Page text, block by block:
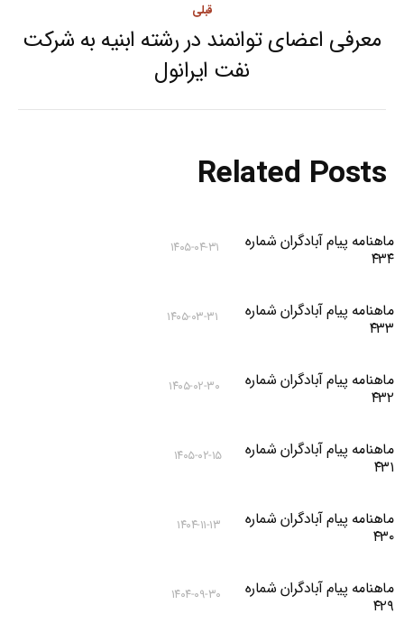
قبلی
Previous
post:
معرفی اعضای توانمند در رشته ابنیه به شرکت
نفت ایرانول
Related Posts
ماهنامه پیام آبادگران شماره
۴۳۴
۱۴۰۵-۰۴-۳۱
ماهنامه پیام آبادگران شماره
۴۳۳
۱۴۰۵-۰۳-۳۱
ماهنامه پیام آبادگران شماره
۴۳۲
۱۴۰۵-۰۲-۳۰
ماهنامه پیام آبادگران شماره
۴۳۱
۱۴۰۵-۰۲-۱۵
ماهنامه پیام آبادگران شماره
۴۳۰
۱۴۰۴-۱۱-۱۳
ماهنامه پیام آبادگران شماره
۴۲۹
۱۴۰۴-۰۹-۳۰